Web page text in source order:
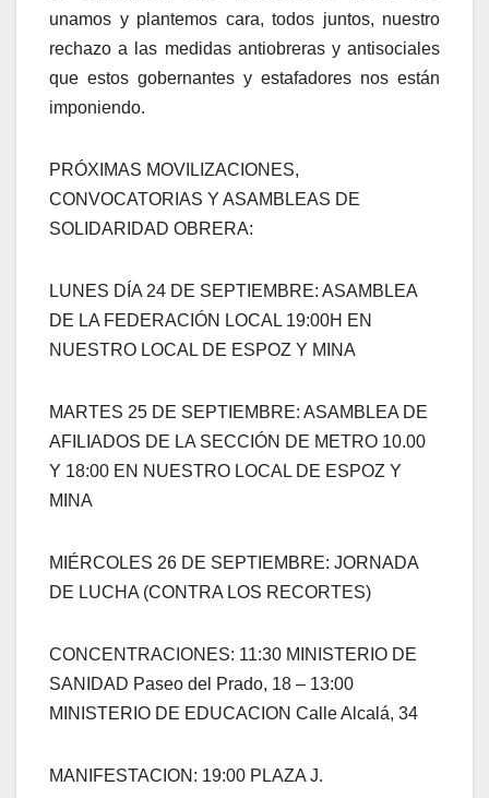
unamos y plantemos cara, todos juntos, nuestro
rechazo a las medidas antiobreras y antisociales
que estos gobernantes y estafadores nos están
imponiendo.
PRÓXIMAS MOVILIZACIONES,
CONVOCATORIAS Y ASAMBLEAS DE
SOLIDARIDAD OBRERA:
LUNES DÍA 24 DE SEPTIEMBRE: ASAMBLEA
DE LA FEDERACIÓN LOCAL 19:00H EN
NUESTRO LOCAL DE ESPOZ Y MINA
MARTES 25 DE SEPTIEMBRE: ASAMBLEA DE
AFILIADOS DE LA SECCIÓN DE METRO 10.00
Y 18:00 EN NUESTRO LOCAL DE ESPOZ Y
MINA
MIÉRCOLES 26 DE SEPTIEMBRE: JORNADA
DE LUCHA (CONTRA LOS RECORTES)
CONCENTRACIONES: 11:30 MINISTERIO DE
SANIDAD Paseo del Prado, 18 – 13:00
MINISTERIO DE EDUCACION Calle Alcalá, 34
MANIFESTACION: 19:00 PLAZA J.